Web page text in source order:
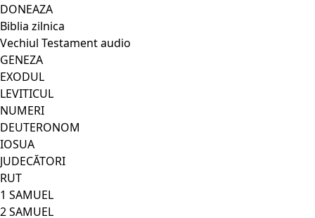
DONEAZA
Biblia zilnica
Vechiul Testament audio
GENEZA
EXODUL
LEVITICUL
NUMERI
DEUTERONOM
IOSUA
JUDECĂTORI
RUT
1 SAMUEL
2 SAMUEL